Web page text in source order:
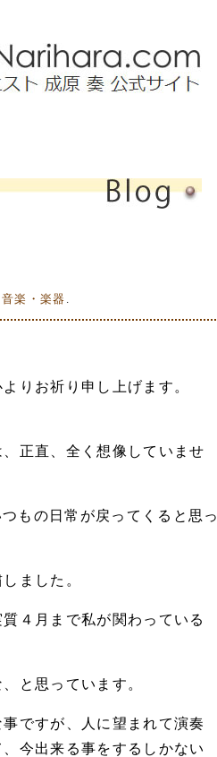
音楽・楽器
りお祈り申し上げます。
正直、全く想像していませ
もの日常が戻ってくると思っ
ました。
４月まで私が関わっている
と思っています。
ですが、人に望まれて演奏
今出来る事をするしかない